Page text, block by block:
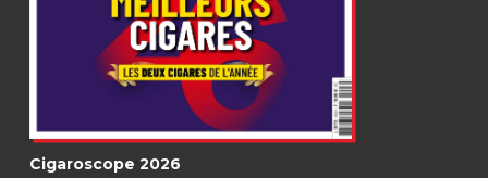
Cigaroscope 2026